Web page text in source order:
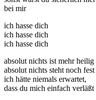
bei mir
ich hasse dich
ich hasse dich
ich hasse dich
absolut nichts ist mehr heilig
absolut nichts steht noch fest
ich hätte niemals erwartet,
dass du mich einfach verläßt